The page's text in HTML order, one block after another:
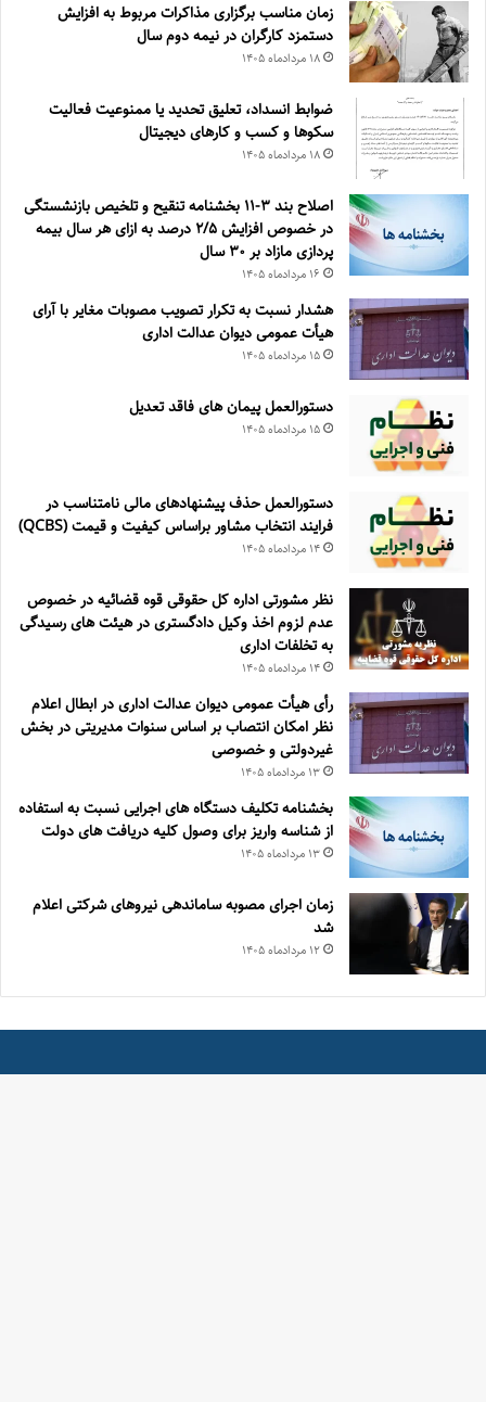
زمان مناسب برگزاری مذاکرات مربوط به افزایش
دستمزد کارگران در نیمه دوم سال
۱۸ مرداد‌ماه ۱۴۰۵
ضوابط انسداد، تعليق تحديد يا ممنوعيت فعاليت
سكوها و كسب و كارهای ديجيتال
۱۸ مرداد‌ماه ۱۴۰۵
اصلاح بند ۳‏-۱۱ بخشنامه تنقیح و تلخیص بازنشستگی
در خصوص افزایش ۵‏‏‏‏‏‏‏‏‏/۲ درصد به ازای هر سال بیمه
پردازی مازاد بر ۳۰‏ سال
۱۶ مرداد‌ماه ۱۴۰۵
هشدار نسبت به تکرار تصویب مصوبات مغایر با آرای
هیأت عمومی دیوان عدالت اداری
۱۵ مرداد‌ماه ۱۴۰۵
دستورالعمل پیمان های فاقد تعدیل
۱۵ مرداد‌ماه ۱۴۰۵
دستورالعمل حذف پيشنهادهای مالی نامتناسب در
فرايند انتخاب مشاور براساس كيفيت و قيمت (QCBS)
۱۴ مرداد‌ماه ۱۴۰۵
نظر مشورتی اداره کل حقوقی قوه قضائیه در خصوص
عدم لزوم اخذ وکیل دادگستری در هیئت های رسیدگی
به تخلفات اداری
۱۴ مرداد‌ماه ۱۴۰۵
رأی هیأت عمومی دیوان عدالت اداری در ابطال اعلام
نظر امکان انتصاب بر اساس سنوات مدیریتی در بخش
غیردولتی و خصوصی
۱۳ مرداد‌ماه ۱۴۰۵
بخشنامه تکلیف دستگاه های اجرایی نسبت به استفاده
از شناسه واریز برای وصول کلیه دریافت های دولت
۱۳ مرداد‌ماه ۱۴۰۵
زمان اجرای مصوبه ساماندهی نیروهای شرکتی اعلام
شد
۱۲ مرداد‌ماه ۱۴۰۵